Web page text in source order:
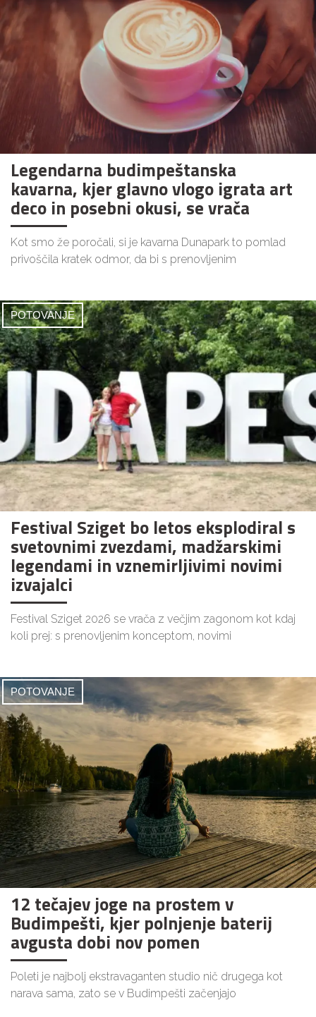
Legendarna budimpeštanska
kavarna, kjer glavno vlogo igrata art
deco in posebni okusi, se vrača
Kot smo že poročali, si je kavarna Dunapark to pomlad
privoščila kratek odmor, da bi s prenovljenim
POTOVANJE
Festival Sziget bo letos eksplodiral s
svetovnimi zvezdami, madžarskimi
legendami in vznemirljivimi novimi
izvajalci
Festival Sziget 2026 se vrača z večjim zagonom kot kdaj
koli prej: s prenovljenim konceptom, novimi
POTOVANJE
12 tečajev joge na prostem v
Budimpešti, kjer polnjenje baterij
avgusta dobi nov pomen
Poleti je najbolj ekstravaganten studio nič drugega kot
narava sama, zato se v Budimpešti začenjajo